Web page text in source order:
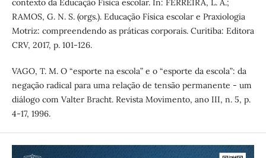
contexto da Educação Física escolar. In: FERREIRA, L. A.;
RAMOS, G. N. S. (orgs.). Educação Física escolar e Praxiologia
Motriz: compreendendo as práticas corporais. Curitiba: Editora
CRV, 2017, p. 101-126.
VAGO, T. M. O “esporte na escola” e o “esporte da escola”: da
negação radical para uma relação de tensão permanente - um
diálogo com Valter Bracht. Revista Movimento, ano III, n. 5, p.
4-17, 1996.